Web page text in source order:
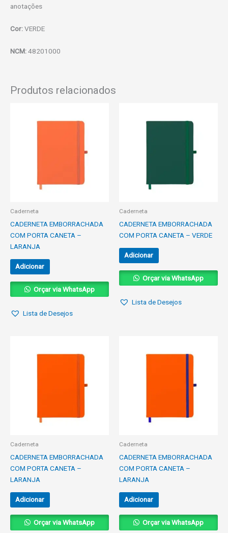
anotações
Cor:VERDE
NCM:48201000
Produtos relacionados
Caderneta
CADERNETA EMBORRACHADA
COM PORTA CANETA –
LARANJA
Adicionar
Orçar via WhatsApp
Lista de Desejos
Caderneta
CADERNETA EMBORRACHADA
COM PORTA CANETA – VERDE
Adicionar
Orçar via WhatsApp
Lista de Desejos
Caderneta
CADERNETA EMBORRACHADA
COM PORTA CANETA –
LARANJA
Adicionar
Orçar via WhatsApp
Caderneta
CADERNETA EMBORRACHADA
COM PORTA CANETA –
LARANJA
Adicionar
Orçar via WhatsApp